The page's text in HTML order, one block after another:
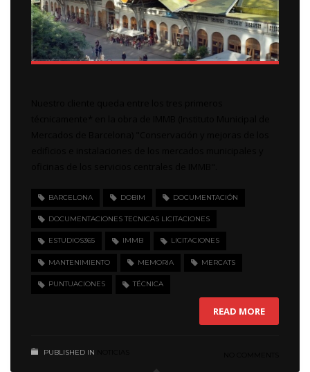
BARCELONA DOBIM DOCUMENTACIÓN
DOCUMENTACIONES TECNICAS LICITACIONES
ESTUDIOS365 IMMB LICITACIONES
MANTENIMIENTO MEMORIA MERCATS
PUNTUACIONES TÉCNICA
READ MORE
PUBLISHED IN